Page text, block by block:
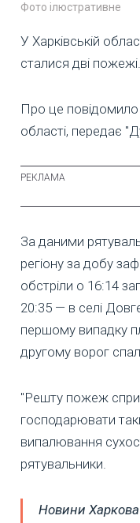
Фото ілюстративне
У Харківській
сталися дві пожежі.
Про це повідомило
області, передає
За даними
регіону за добу
обстріли о 16:14
20:35 — в селі
першому випадку
другому ворог
"Решту пожеж
господарювати
випалювання
рятувальники.
Новини Харкова